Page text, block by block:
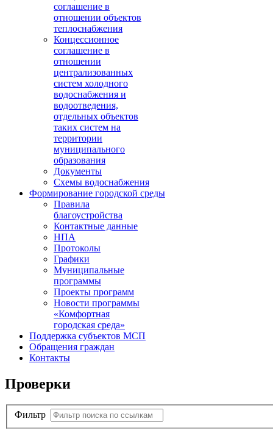
соглашение в
отношении объектов
теплоснабжения
Концессионное
соглашение в
отношении
централизованных
систем холодного
водоснабжения и
водоотведения,
отдельных объектов
таких систем на
территории
муниципального
образования
Документы
Схемы водоснабжения
Формирование городской среды
Правила
благоустройства
Контактные данные
НПА
Протоколы
Графики
Муниципальные
программы
Проекты программ
Новости программы
«Комфортная
городская среда»
Поддержка субъектов МСП
Обращения граждан
Контакты
Проверки
Фильтр